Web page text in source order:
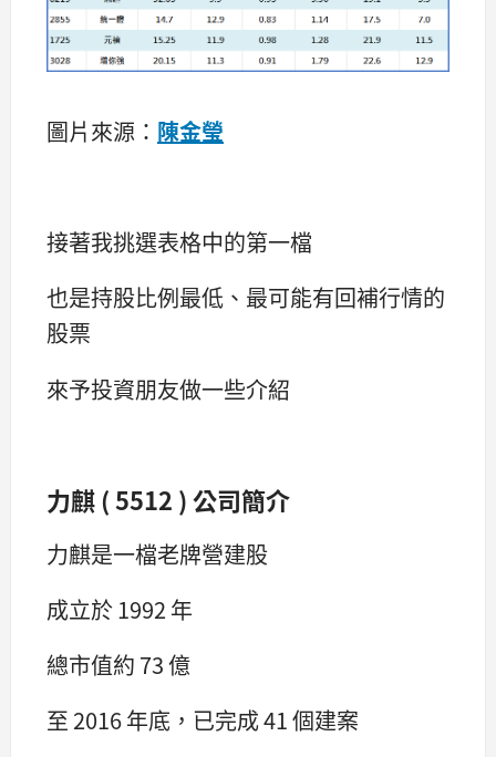
圖片來源： 陳金瑩
接著我挑選表格中的第一檔
也是持股比例最低、最可能有回補行情的
股票
來予投資朋友做一些介紹
力麒 ( 5512 ) 公司簡介
力麒是一檔老牌營建股
成立於 1992 年
總市值約 73 億
至 2016 年底，已完成 41 個建案